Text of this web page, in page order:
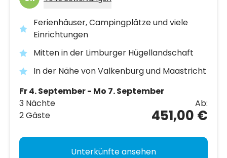
Ferienhäuser, Campingplätze und viele
Einrichtungen
Mitten in der Limburger Hügellandschaft
In der Nähe von Valkenburg und Maastricht
Fr 4. September - Mo 7. September
3 Nächte
2 Gäste
Ab:
451,00 €
Unterkünfte ansehen